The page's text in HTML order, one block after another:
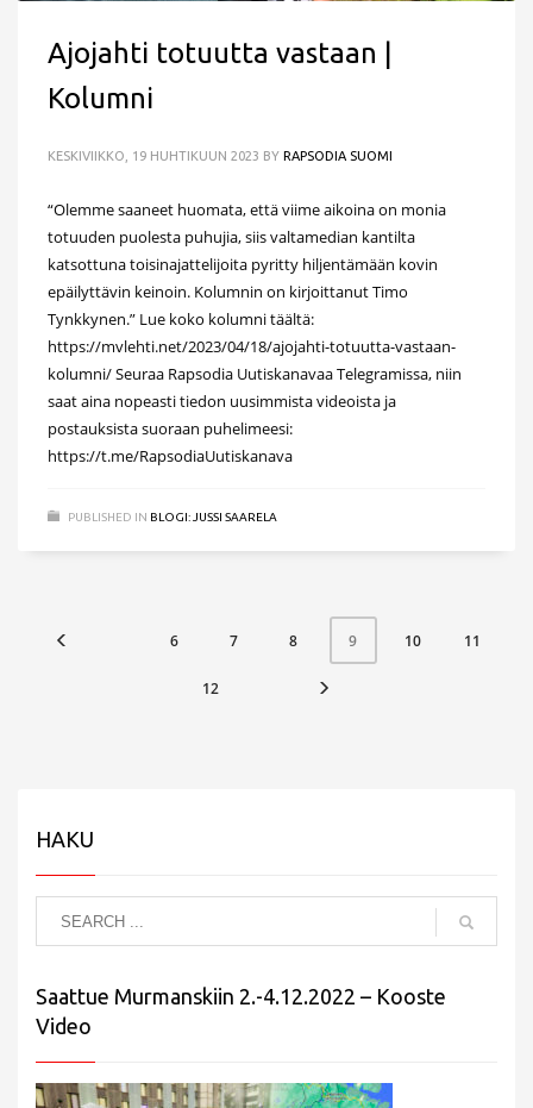
Ajojahti totuutta vastaan |
Kolumni
KESKIVIIKKO, 19 HUHTIKUUN 2023 BY RAPSODIA SUOMI
“Olemme saaneet huomata, että viime aikoina on monia
totuuden puolesta puhujia, siis valtamedian kantilta
katsottuna toisinajattelijoita pyritty hiljentämään kovin
epäilyttävin keinoin. Kolumnin on kirjoittanut Timo
Tynkkynen.” Lue koko kolumni täältä:
https://mvlehti.net/2023/04/18/ajojahti-totuutta-vastaan-
kolumni/ Seuraa Rapsodia Uutiskanavaa Telegramissa, niin
saat aina nopeasti tiedon uusimmista videoista ja
postauksista suoraan puhelimeesi:
https://t.me/RapsodiaUutiskanava
PUBLISHED IN BLOGI: JUSSI SAARELA
6 7 8 9 10 11
12
HAKU
Saattue Murmanskiin 2.-4.12.2022 – Kooste
Video